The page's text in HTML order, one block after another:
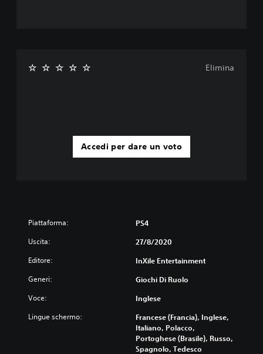
Accedi per dare un voto
Elimina
Piattaforma: PS4
Uscita: 27/8/2020
Editore: InXile Entertainment
Generi: Giochi Di Ruolo
Voce: Inglese
Lingue schermo:
Francese (Francia), Inglese,
Italiano, Polacco,
Portoghese (Brasile), Russo,
Spagnolo, Tedesco